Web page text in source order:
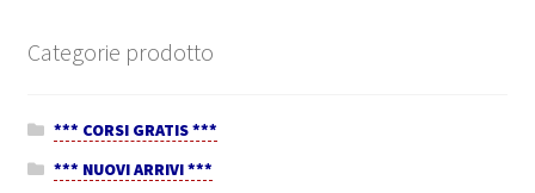
Categorie prodotto
*** CORSI GRATIS ***
*** NUOVI ARRIVI ***